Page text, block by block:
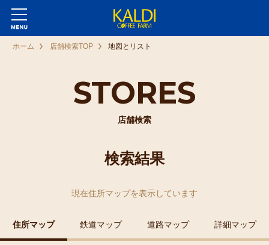
STORES
店舗検索
ホーム 店舗検索TOP 地図とリスト
検索結果
現在住所マップを表示しています
住所マップ 鉄道マップ 道路マップ 詳細マップ